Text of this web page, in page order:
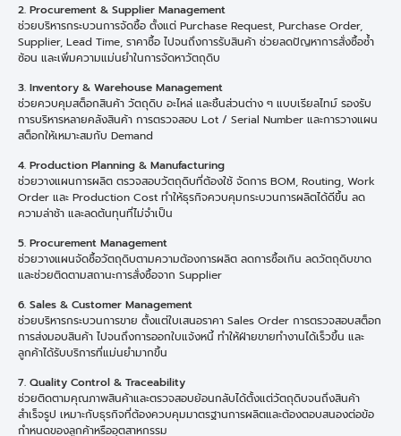
2. Procurement & Supplier Management
ช่วยบริหารกระบวนการจัดซื้อ ตั้งแต่ Purchase Request, Purchase Order,
Supplier, Lead Time, ราคาซื้อ ไปจนถึงการรับสินค้า ช่วยลดปัญหาการสั่งซื้อซ้ำ
ซ้อน และเพิ่มความแม่นยำในการจัดหาวัตถุดิบ
3. Inventory & Warehouse Management
ช่วยควบคุมสต็อกสินค้า วัตถุดิบ อะไหล่ และชิ้นส่วนต่าง ๆ แบบเรียลไทม์ รองรับ
การบริหารหลายคลังสินค้า การตรวจสอบ Lot / Serial Number และการวางแผน
สต็อกให้เหมาะสมกับ Demand
4. Production Planning & Manufacturing
ช่วยวางแผนการผลิต ตรวจสอบวัตถุดิบที่ต้องใช้ จัดการ BOM, Routing, Work
Order และ Production Cost ทำให้ธุรกิจควบคุมกระบวนการผลิตได้ดีขึ้น ลด
ความล่าช้า และลดต้นทุนที่ไม่จำเป็น
5. Procurement Management
ช่วยวางแผนจัดซื้อวัตถุดิบตามความต้องการผลิต ลดการซื้อเกิน ลดวัตถุดิบขาด
และช่วยติดตามสถานะการสั่งซื้อจาก Supplier
6. Sales & Customer Management
ช่วยบริหารกระบวนการขาย ตั้งแต่ใบเสนอราคา Sales Order การตรวจสอบสต็อก
การส่งมอบสินค้า ไปจนถึงการออกใบแจ้งหนี้ ทำให้ฝ่ายขายทำงานได้เร็วขึ้น และ
ลูกค้าได้รับบริการที่แม่นยำมากขึ้น
7. Quality Control & Traceability
ช่วยติดตามคุณภาพสินค้าและตรวจสอบย้อนกลับได้ตั้งแต่วัตถุดิบจนถึงสินค้า
สำเร็จรูป เหมาะกับธุรกิจที่ต้องควบคุมมาตรฐานการผลิตและต้องตอบสนองต่อข้อ
กำหนดของลูกค้าหรืออุตสาหกรรม